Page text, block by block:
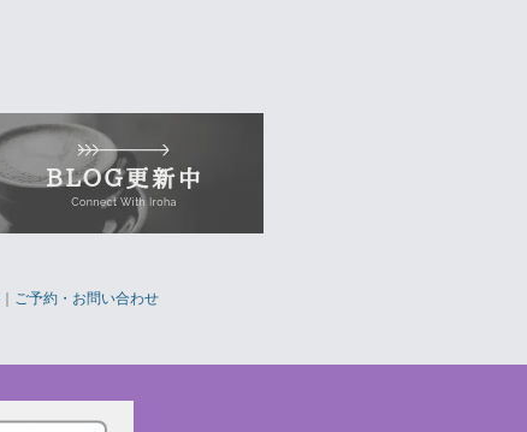
｜ ご予約・お問い合わせ